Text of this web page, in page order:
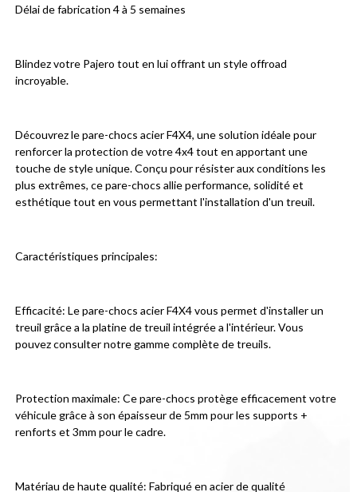
Délai de fabrication 4 à 5 semaines
Blindez votre Pajero tout en lui offrant un style offroad
incroyable.
Découvrez le pare-chocs acier F4X4, une solution idéale pour
renforcer la protection de votre 4x4 tout en apportant une
touche de style unique. Conçu pour résister aux conditions les
plus extrêmes, ce pare-chocs allie performance, solidité et
esthétique tout en vous permettant l'installation d'un treuil.
Caractéristiques principales:
Efficacité: Le pare-chocs acier F4X4 vous permet d'installer un
treuil grâce a la platine de treuil intégrée a l'intérieur. Vous
pouvez consulter notre gamme complète de treuils.
Protection maximale: Ce pare-chocs protège efficacement votre
véhicule grâce à son épaisseur de 5mm pour les supports +
renforts et 3mm pour le cadre.
Matériau de haute qualité: Fabriqué en acier de qualité